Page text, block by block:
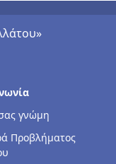
γνώμη
Προβλήματος